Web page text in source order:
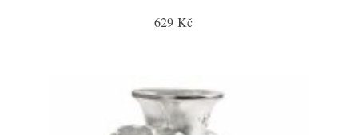
629 Kč